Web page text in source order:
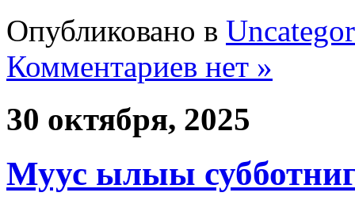
Опубликовано в
Комментариев нет »
30 октября, 2025
Муус ылыы